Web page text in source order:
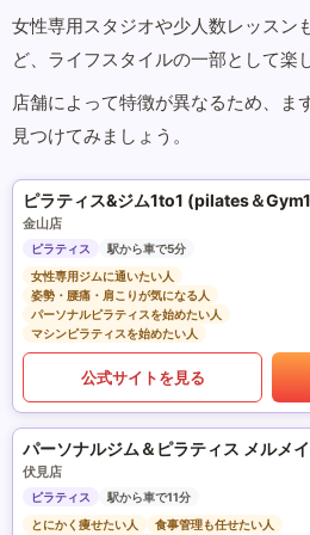
女性専用スタジオや少人数レッスン
ど、ライフスタイルの一部として楽
店舗によって特徴が異なるため、ま
見つけてみましょう。
ピラティス&ジム1to1 (pilates＆
金山店
ピラティス
駅から車で5分
女性専用ジムに通いたい人
姿勢・腰痛・肩こりが気になる人
パーソナルピラティスを始めたい人
マシンピラティスを始めたい人
公式サイトを見る
パーソナルジム＆ピラティス メルメ
伏見店
ピラティス
駅から車で11分
とにかく痩せたい人
食事管理も任せたい人